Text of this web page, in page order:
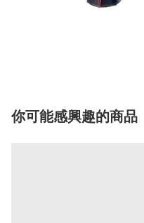
你可能感興趣的商品